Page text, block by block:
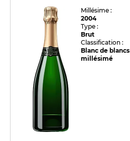
Millésime :
2004
Type :
Brut
Classification :
Blanc de blancs
millésimé